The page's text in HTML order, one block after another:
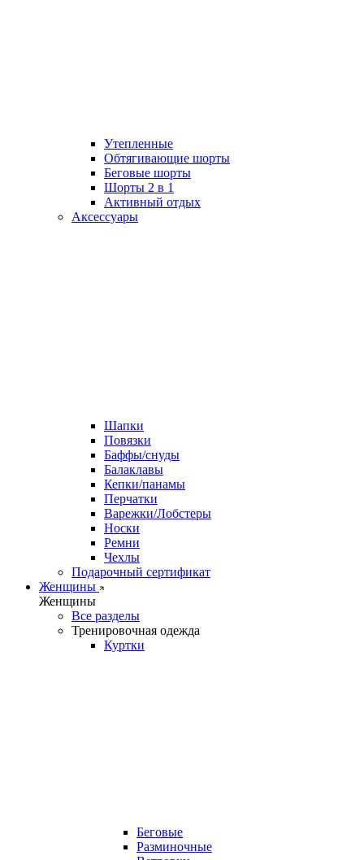
Утепленные
Обтягивающие шорты
Беговые шорты
Шорты 2 в 1
Активный отдых
Аксессуары
Шапки
Повязки
Баффы/снуды
Балаклавы
Кепки/панамы
Перчатки
Варежки/Лобстеры
Носки
Ремни
Чехлы
Подарочный сертификат
Женщины
Женщины
Все разделы
Тренировочная одежда
Куртки
Беговые
Разминочные